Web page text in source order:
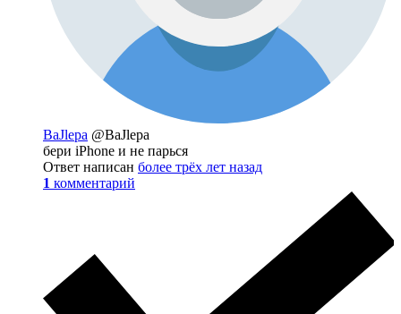
BaJlepa @BaJlepa
бери iPhone и не парься
Ответ написан более трёх лет назад
1 комментарий